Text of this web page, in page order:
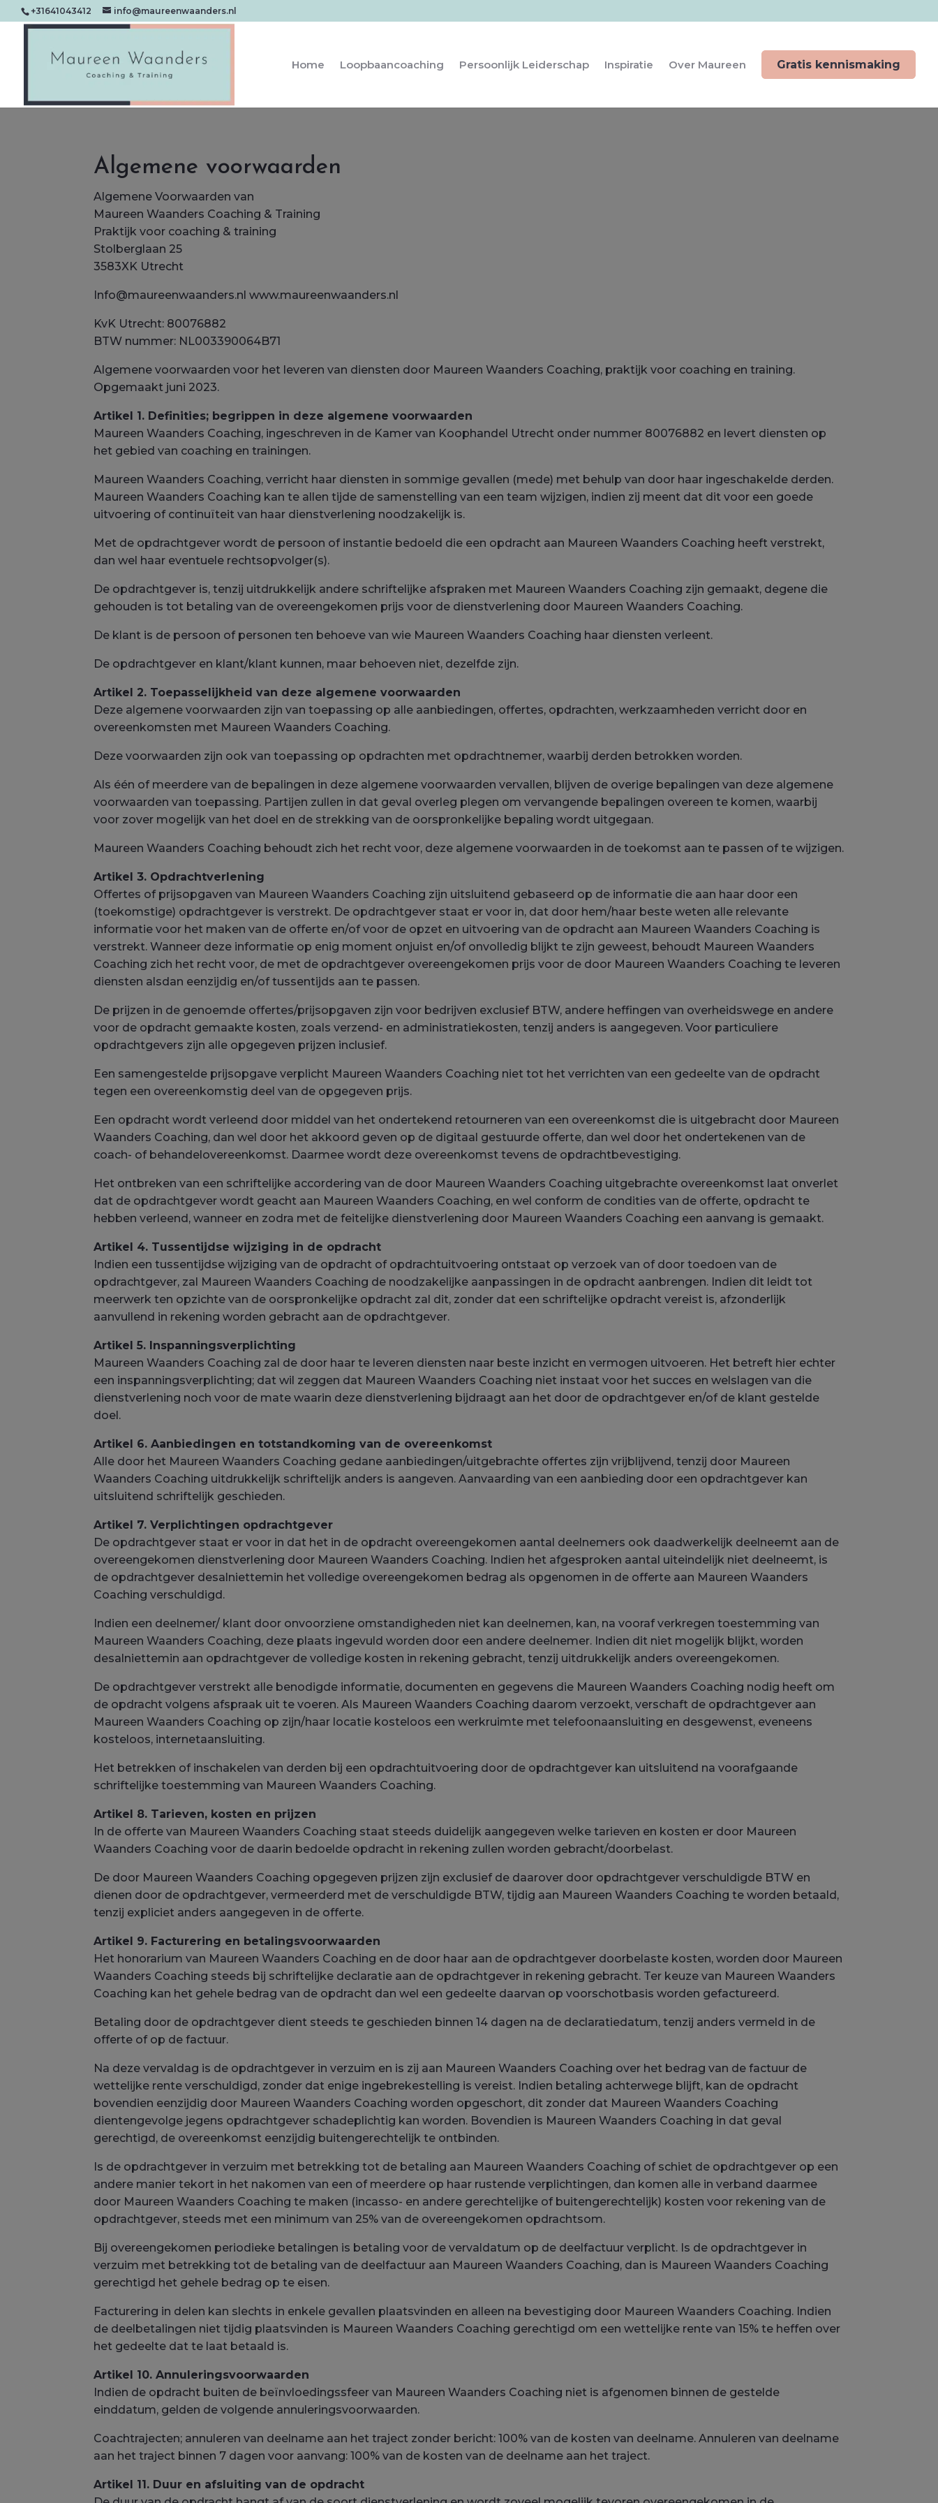
+31641043412 info@maureenwaanders.nl
Home Loopbaancoaching Persoonlijk Leiderschap Inspiratie Over Maureen Gratis kennismaking
Algemene voorwaarden
Algemene Voorwaarden van
Maureen Waanders Coaching & Training
Praktijk voor coaching & training
Stolberglaan 25
3583XK Utrecht
Info@maureenwaanders.nl www.maureenwaanders.nl
KvK Utrecht: 80076882
BTW nummer: NL003390064B71
Algemene voorwaarden voor het leveren van diensten door Maureen Waanders Coaching, praktijk voor coaching en training.
Opgemaakt juni 2023.
Artikel 1. Definities; begrippen in deze algemene voorwaarden
Maureen Waanders Coaching, ingeschreven in de Kamer van Koophandel Utrecht onder nummer 80076882 en levert diensten op
het gebied van coaching en trainingen.
Maureen Waanders Coaching, verricht haar diensten in sommige gevallen (mede) met behulp van door haar ingeschakelde derden.
Maureen Waanders Coaching kan te allen tijde de samenstelling van een team wijzigen, indien zij meent dat dit voor een goede
uitvoering of continuïteit van haar dienstverlening noodzakelijk is.
Met de opdrachtgever wordt de persoon of instantie bedoeld die een opdracht aan Maureen Waanders Coaching heeft verstrekt,
dan wel haar eventuele rechtsopvolger(s).
De opdrachtgever is, tenzij uitdrukkelijk andere schriftelijke afspraken met Maureen Waanders Coaching zijn gemaakt, degene die
gehouden is tot betaling van de overeengekomen prijs voor de dienstverlening door Maureen Waanders Coaching.
De klant is de persoon of personen ten behoeve van wie Maureen Waanders Coaching haar diensten verleent.
De opdrachtgever en klant/klant kunnen, maar behoeven niet, dezelfde zijn.
Artikel 2. Toepasselijkheid van deze algemene voorwaarden
Deze algemene voorwaarden zijn van toepassing op alle aanbiedingen, offertes, opdrachten, werkzaamheden verricht door en
overeenkomsten met Maureen Waanders Coaching.
Deze voorwaarden zijn ook van toepassing op opdrachten met opdrachtnemer, waarbij derden betrokken worden.
Als één of meerdere van de bepalingen in deze algemene voorwaarden vervallen, blijven de overige bepalingen van deze algemene
voorwaarden van toepassing. Partijen zullen in dat geval overleg plegen om vervangende bepalingen overeen te komen, waarbij
voor zover mogelijk van het doel en de strekking van de oorspronkelijke bepaling wordt uitgegaan.
Maureen Waanders Coaching behoudt zich het recht voor, deze algemene voorwaarden in de toekomst aan te passen of te wijzigen.
Artikel 3. Opdrachtverlening
Offertes of prijsopgaven van Maureen Waanders Coaching zijn uitsluitend gebaseerd op de informatie die aan haar door een
(toekomstige) opdrachtgever is verstrekt. De opdrachtgever staat er voor in, dat door hem/haar beste weten alle relevante
informatie voor het maken van de offerte en/of voor de opzet en uitvoering van de opdracht aan Maureen Waanders Coaching is
verstrekt. Wanneer deze informatie op enig moment onjuist en/of onvolledig blijkt te zijn geweest, behoudt Maureen Waanders
Coaching zich het recht voor, de met de opdrachtgever overeengekomen prijs voor de door Maureen Waanders Coaching te leveren
diensten alsdan eenzijdig en/of tussentijds aan te passen.
De prijzen in de genoemde offertes/prijsopgaven zijn voor bedrijven exclusief BTW, andere heffingen van overheidswege en andere
voor de opdracht gemaakte kosten, zoals verzend- en administratiekosten, tenzij anders is aangegeven. Voor particuliere
opdrachtgevers zijn alle opgegeven prijzen inclusief.
Een samengestelde prijsopgave verplicht Maureen Waanders Coaching niet tot het verrichten van een gedeelte van de opdracht
tegen een overeenkomstig deel van de opgegeven prijs.
Een opdracht wordt verleend door middel van het ondertekend retourneren van een overeenkomst die is uitgebracht door Maureen
Waanders Coaching, dan wel door het akkoord geven op de digitaal gestuurde offerte, dan wel door het ondertekenen van de
coach- of behandelovereenkomst. Daarmee wordt deze overeenkomst tevens de opdrachtbevestiging.
Het ontbreken van een schriftelijke accordering van de door Maureen Waanders Coaching uitgebrachte overeenkomst laat onverlet
dat de opdrachtgever wordt geacht aan Maureen Waanders Coaching, en wel conform de condities van de offerte, opdracht te
hebben verleend, wanneer en zodra met de feitelijke dienstverlening door Maureen Waanders Coaching een aanvang is gemaakt.
Artikel 4. Tussentijdse wijziging in de opdracht
Indien een tussentijdse wijziging van de opdracht of opdrachtuitvoering ontstaat op verzoek van of door toedoen van de
opdrachtgever, zal Maureen Waanders Coaching de noodzakelijke aanpassingen in de opdracht aanbrengen. Indien dit leidt tot
meerwerk ten opzichte van de oorspronkelijke opdracht zal dit, zonder dat een schriftelijke opdracht vereist is, afzonderlijk
aanvullend in rekening worden gebracht aan de opdrachtgever.
Artikel 5. Inspanningsverplichting
Maureen Waanders Coaching zal de door haar te leveren diensten naar beste inzicht en vermogen uitvoeren. Het betreft hier echter
een inspanningsverplichting; dat wil zeggen dat Maureen Waanders Coaching niet instaat voor het succes en welslagen van die
dienstverlening noch voor de mate waarin deze dienstverlening bijdraagt aan het door de opdrachtgever en/of de klant gestelde
doel.
Artikel 6. Aanbiedingen en totstandkoming van de overeenkomst
Alle door het Maureen Waanders Coaching gedane aanbiedingen/uitgebrachte offertes zijn vrijblijvend, tenzij door Maureen
Waanders Coaching uitdrukkelijk schriftelijk anders is aangeven. Aanvaarding van een aanbieding door een opdrachtgever kan
uitsluitend schriftelijk geschieden.
Artikel 7. Verplichtingen opdrachtgever
De opdrachtgever staat er voor in dat het in de opdracht overeengekomen aantal deelnemers ook daadwerkelijk deelneemt aan de
overeengekomen dienstverlening door Maureen Waanders Coaching. Indien het afgesproken aantal uiteindelijk niet deelneemt, is
de opdrachtgever desalniettemin het volledige overeengekomen bedrag als opgenomen in de offerte aan Maureen Waanders
Coaching verschuldigd.
Indien een deelnemer/ klant door onvoorziene omstandigheden niet kan deelnemen, kan, na vooraf verkregen toestemming van
Maureen Waanders Coaching, deze plaats ingevuld worden door een andere deelnemer. Indien dit niet mogelijk blijkt, worden
desalniettemin aan opdrachtgever de volledige kosten in rekening gebracht, tenzij uitdrukkelijk anders overeengekomen.
De opdrachtgever verstrekt alle benodigde informatie, documenten en gegevens die Maureen Waanders Coaching nodig heeft om
de opdracht volgens afspraak uit te voeren. Als Maureen Waanders Coaching daarom verzoekt, verschaft de opdrachtgever aan
Maureen Waanders Coaching op zijn/haar locatie kosteloos een werkruimte met telefoonaansluiting en desgewenst, eveneens
kosteloos, internetaansluiting.
Het betrekken of inschakelen van derden bij een opdrachtuitvoering door de opdrachtgever kan uitsluitend na voorafgaande
schriftelijke toestemming van Maureen Waanders Coaching.
Artikel 8. Tarieven, kosten en prijzen
In de offerte van Maureen Waanders Coaching staat steeds duidelijk aangegeven welke tarieven en kosten er door Maureen
Waanders Coaching voor de daarin bedoelde opdracht in rekening zullen worden gebracht/doorbelast.
De door Maureen Waanders Coaching opgegeven prijzen zijn exclusief de daarover door opdrachtgever verschuldigde BTW en
dienen door de opdrachtgever, vermeerderd met de verschuldigde BTW, tijdig aan Maureen Waanders Coaching te worden betaald,
tenzij expliciet anders aangegeven in de offerte.
Artikel 9. Facturering en betalingsvoorwaarden
Het honorarium van Maureen Waanders Coaching en de door haar aan de opdrachtgever doorbelaste kosten, worden door Maureen
Waanders Coaching steeds bij schriftelijke declaratie aan de opdrachtgever in rekening gebracht. Ter keuze van Maureen Waanders
Coaching kan het gehele bedrag van de opdracht dan wel een gedeelte daarvan op voorschotbasis worden gefactureerd.
Betaling door de opdrachtgever dient steeds te geschieden binnen 14 dagen na de declaratiedatum, tenzij anders vermeld in de
offerte of op de factuur.
Na deze vervaldag is de opdrachtgever in verzuim en is zij aan Maureen Waanders Coaching over het bedrag van de factuur de
wettelijke rente verschuldigd, zonder dat enige ingebrekestelling is vereist. Indien betaling achterwege blijft, kan de opdracht
bovendien eenzijdig door Maureen Waanders Coaching worden opgeschort, dit zonder dat Maureen Waanders Coaching
dientengevolge jegens opdrachtgever schadeplichtig kan worden. Bovendien is Maureen Waanders Coaching in dat geval
gerechtigd, de overeenkomst eenzijdig buitengerechtelijk te ontbinden.
Is de opdrachtgever in verzuim met betrekking tot de betaling aan Maureen Waanders Coaching of schiet de opdrachtgever op een
andere manier tekort in het nakomen van een of meerdere op haar rustende verplichtingen, dan komen alle in verband daarmee
door Maureen Waanders Coaching te maken (incasso- en andere gerechtelijke of buitengerechtelijk) kosten voor rekening van de
opdrachtgever, steeds met een minimum van 25% van de overeengekomen opdrachtsom.
Bij overeengekomen periodieke betalingen is betaling voor de vervaldatum op de deelfactuur verplicht. Is de opdrachtgever in
verzuim met betrekking tot de betaling van de deelfactuur aan Maureen Waanders Coaching, dan is Maureen Waanders Coaching
gerechtigd het gehele bedrag op te eisen.
Facturering in delen kan slechts in enkele gevallen plaatsvinden en alleen na bevestiging door Maureen Waanders Coaching. Indien
de deelbetalingen niet tijdig plaatsvinden is Maureen Waanders Coaching gerechtigd om een wettelijke rente van 15% te heffen over
het gedeelte dat te laat betaald is.
Artikel 10. Annuleringsvoorwaarden
Indien de opdracht buiten de beïnvloedingssfeer van Maureen Waanders Coaching niet is afgenomen binnen de gestelde
einddatum, gelden de volgende annuleringsvoorwaarden.
Coachtrajecten; annuleren van deelname aan het traject zonder bericht: 100% van de kosten van deelname. Annuleren van deelname
aan het traject binnen 7 dagen voor aanvang: 100% van de kosten van de deelname aan het traject.
Artikel 11. Duur en afsluiting van de opdracht